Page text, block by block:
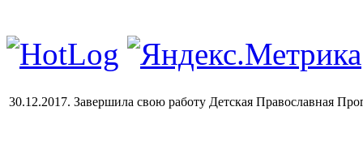
30.12.2017. Завершила свою работу Детская Православная